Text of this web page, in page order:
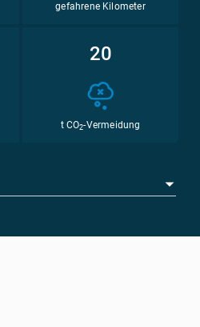
gefahrene Kilometer
20
t CO2-Vermeidung